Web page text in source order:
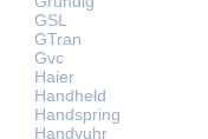
GSL
GTran
Gvc
Haier
Handheld
Handspring
Handyuhr